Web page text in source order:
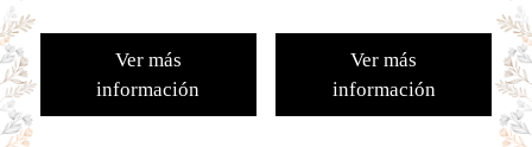
Ver más
información
Ver más
información